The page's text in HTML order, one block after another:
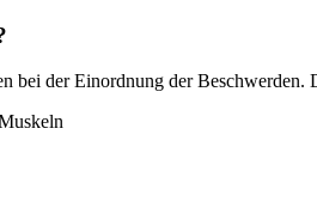
bei der Einordnung der Beschwerden.